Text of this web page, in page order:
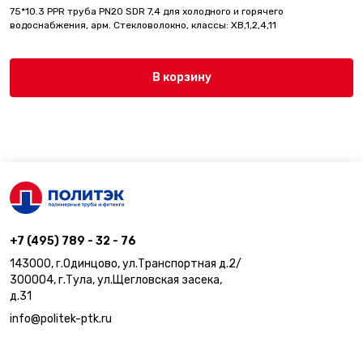
75*10.3 PPR труба PN20 SDR 7,4 для холодного и горячего
водоснабжения, арм. Стекловолокно, классы: ХВ,1,2,4,11
В корзину
+7 (495) 789 - 32 - 76
143000, г.Одинцово, ул.Транспортная д.2/
300004, г.Тула, ул.Щегловская засека,
д.31
info@politek-ptk.ru